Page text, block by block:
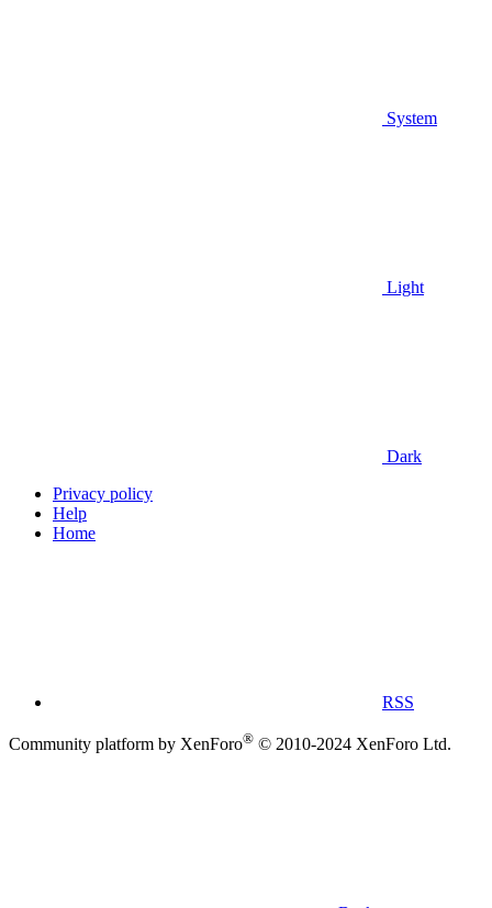
System
Light
Dark
Privacy policy
Help
Home
RSS
Community platform by XenForo® © 2010-2024 XenForo Ltd.